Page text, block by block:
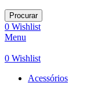
Procurar
0 Wishlist
Menu
0 Wishlist
Acessórios